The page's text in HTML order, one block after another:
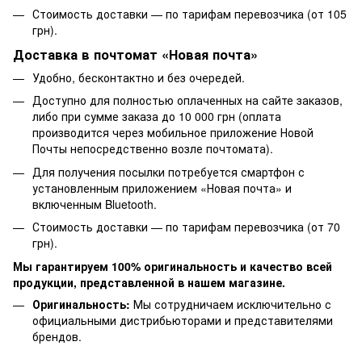
Стоимость доставки — по тарифам перевозчика (от 105
грн).
Доставка в почтомат «Новая почта»
Удобно, бесконтактно и без очередей.
Доступно для полностью оплаченных на сайте заказов,
либо при сумме заказа до 10 000 грн (оплата
производится через мобильное приложение Новой
Почты непосредственно возле почтомата).
Для получения посылки потребуется смартфон с
установленным приложением «Новая почта» и
включенным Bluetooth.
Стоимость доставки — по тарифам перевозчика (от 70
грн).
Мы гарантируем 100% оригинальность и качество всей
продукции, представленной в нашем магазине.
Оригинальность: Мы сотрудничаем исключительно с
официальными дистрибьюторами и представителями
брендов.